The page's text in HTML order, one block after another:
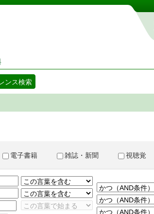
ンス検索
電子書籍 雑誌・新聞 視聴覚